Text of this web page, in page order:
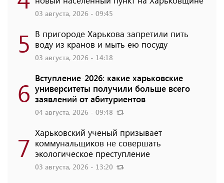
03 августа, 2026 - 09:45
5 В пригороде Харькова запретили пить
воду из кранов и мыть ею посуду
03 августа, 2026 - 14:18
6 Вступление-2026: какие харьковские
университеты получили больше всего
заявлений от абитуриентов
04 августа, 2026 - 09:48
7 Харьковский ученый призывает
коммунальщиков не совершать
экологическое преступление
03 августа, 2026 - 13:20